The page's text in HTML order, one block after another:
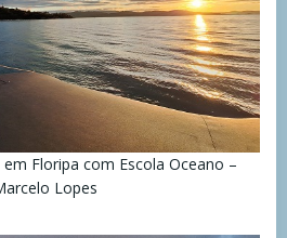
Floripa com Escola Oceano –
Lopes